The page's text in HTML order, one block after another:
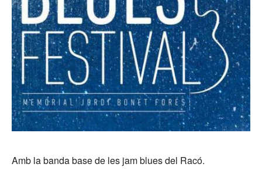
Amb la banda base de les jam blues del Racó.